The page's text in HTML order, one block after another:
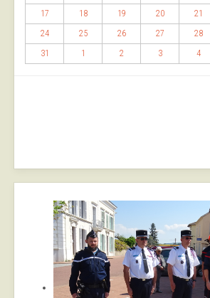
17
18 19 20 21
24
25 26 27 28
31
1 2 3 4